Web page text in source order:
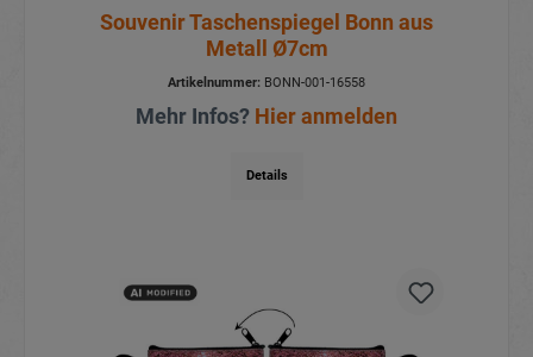
Souvenir Taschenspiegel Bonn aus
Metall Ø7cm
Artikelnummer: BONN-001-16558
Mehr Infos? Hier anmelden
Details